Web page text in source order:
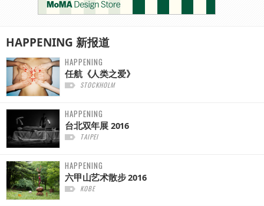
HAPPENING 新报道
HAPPENING
任航《人类之爱》
STOCKHOLM
HAPPENING
台北双年展 2016
TAIPEI
HAPPENING
六甲山艺术散步 2016
KOBE